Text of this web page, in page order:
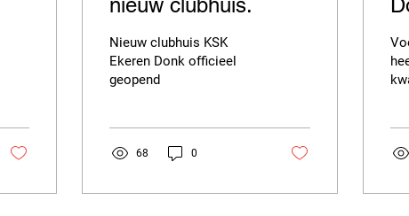
nieuw clubhuis.
Nieuw clubhuis KSK
Ekeren Donk officieel
geopend
68 0